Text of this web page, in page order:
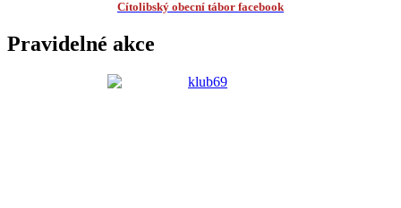
Cítolibský obecní tábor facebook
Pravidelné akce